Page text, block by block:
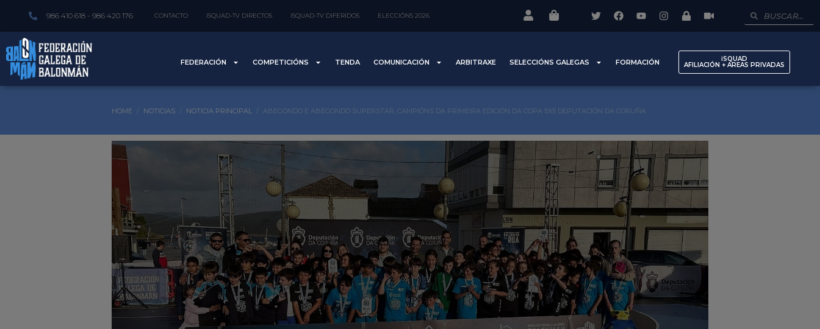
986 410 618 - 986 420 176 CONTACTO ISQUAD-TV DIRECTOS ISQUAD-TV DIFERIDOS ELECCIÓNS 2026
FEDERACIÓN COMPETICIÓNS TENDA COMUNICACIÓN ARBITRAXE SELECCIÓNS GALEGAS FORMACIÓN iSQUAD
AFILIACIÓN + AREAS PRIVADAS
HOME NOTICIAS NOTICIA PRINCIPAL ABEGONDO E ABEGONDO SUPERSTAR, CAMPIÓNS DA PRIMEIRA EDICIÓN DA COPA 5X5 DEPUTACIÓN DA CORUÑA